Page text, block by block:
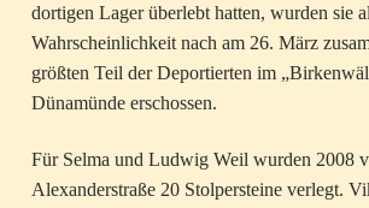
dortigen Lager überlebt hatten, wurden sie
Wahrscheinlichkeit nach am 26. März
größten Teil der Deportierten im
Dünamünde erschossen.
Für Selma und Ludwig Weil wurden 2008
Alexanderstraße 20 Stolpersteine verlegt.